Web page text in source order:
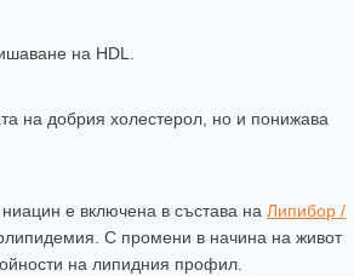
на HDL.
на добрия холестерол, но и понижава
е включена в състава на Липибор /
С промени в начина на живот
на липидния профил.